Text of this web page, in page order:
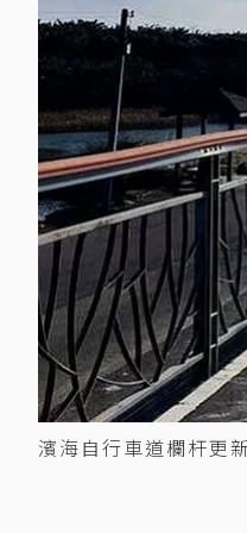
濱海自行車道欄杆更